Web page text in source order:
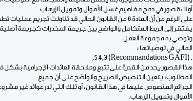
أولا : قصور في دمج مفاهيم غسل الأموال وتمويل الإرهاب
على الرغم من أن المادة 6 من القانون الحالي قد تناولت
يفتقر إلى الربط المتكامل والواضح بين جريمة المخدرات كجريمة
وتوصي به مجموعة العمل
المالي في توصياتها :
. (Recommandations GAFI) 5 4,3,
هذا القصور يحد من القدرة على تتبع وملاحقة العائدات الإجرامية بشكل
المطلوب: يتعين التنصيص الصريح والواضح على أن جميع
الجرائم المنصوص عليها في هذا القانون، أو تلك التي تدر عوائد غير
الأموال وتمويل الإرهاب.